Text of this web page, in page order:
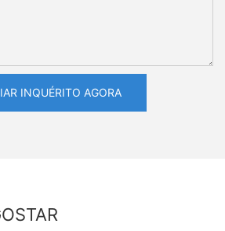
INQUÉRITO AGORA